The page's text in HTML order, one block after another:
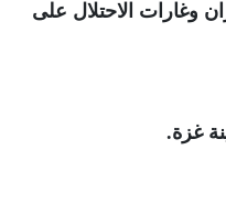
العشرات بنيران وغارات الاحتلال على
غزة.